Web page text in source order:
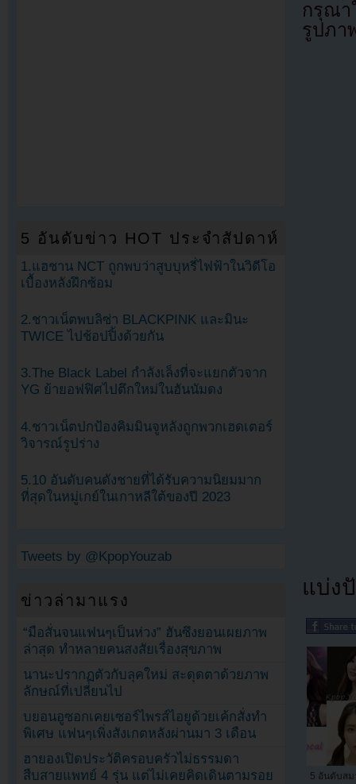
กรุณา
รูปภา
แบ่ง
5 อันดับสม
5 อันดับข่าว HOT ประจำสัปดาห์
1.แฮชาน NCT ถูกพบว่าสูบบุหรี่ไฟฟ้าในวิดีโอ
เบื้องหลังฝึกซ้อม
2.ชาวเน็ตพบลิซ่า BLACKPINK และมินะ
TWICE ไปช้อปปิ้งด้วยกัน
3.The Black Label กำลังเล็งที่จะแยกตัวจาก
YG ย้ายอฟฟิศไปตึกใหม่ในฮันนัมดง
4.ชาวเน็ตปกป้องคิมมินจูหลังถูกพวกเฮดเตอร์
วิจารณ์รูปร่าง
5.10 อันดับคนดังชายที่ได้รับความนิยมมาก
ที่สุดในหมู่เกย์ในเกาหลีใต้ของปี 2023
Tweets by @KpopYouzab
ข่าวล่ามาแรง
“มือสั่นจนแฟนๆเป็นห่วง” ฮันซึงยอนเผยภาพ
ล่าสุด ทำหลายคนสงสัยเรื่องสุขภาพ
นานะปรากฏตัวกับลุคใหม่ สะดุดตาด้วยภาพ
ลักษณ์ที่เปลี่ยนไป
บยอนอูซอกเคยเซอร์ไพรส์ไอยูด้วยเค้กสั่งทำ
พิเศษ แฟนๆเพิ่งสังเกตหลังผ่านมา 3 เดือน
ฮายองเปิดประวัติครอบครัวไม่ธรรมดา
สืบสายแพทย์ 4 รุ่น แต่ไม่เคยคิดเดินตามรอย